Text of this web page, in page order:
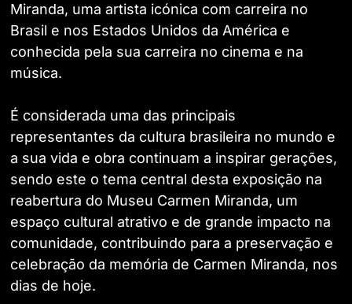
Miranda, uma artista icónica com carreira no
Brasil e nos Estados Unidos da América e
conhecida pela sua carreira no cinema e na
música.
É considerada uma das principais
representantes da cultura brasileira no mundo e
a sua vida e obra continuam a inspirar gerações,
sendo este o tema central desta exposição na
reabertura do Museu Carmen Miranda, um
espaço cultural atrativo e de grande impacto na
comunidade, contribuindo para a preservação e
celebração da memória de Carmen Miranda, nos
dias de hoje.